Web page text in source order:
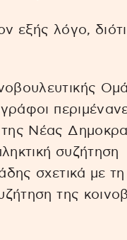
λόγο, διότι
περιμένανε
Νέας
συζήτηση
σχετικά με τη
της